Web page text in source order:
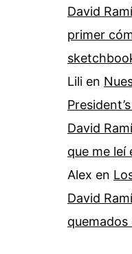
David
primer
Lili en
David
que me leí
Alex en
David
quemados